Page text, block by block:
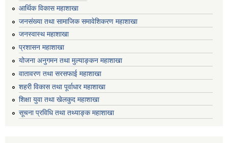
आर्थिक विकास महाशाखा
जनसंख्या तथा सामाजिक समावेशिकरण महाशाखा
जनस्वास्थ महाशाखा
प्रशासन महाशाखा
योजना अनुगमन तथा मुल्याङ्कन महाशाखा
वातावरण तथा सरसफाई महाशाखा
शहरी विकास तथा पूर्वाधार महाशाखा
शिक्षा युवा तथा खेलकुद महाशाखा
सूचना प्रविधि तथा तथ्याङ्क महाशाखा